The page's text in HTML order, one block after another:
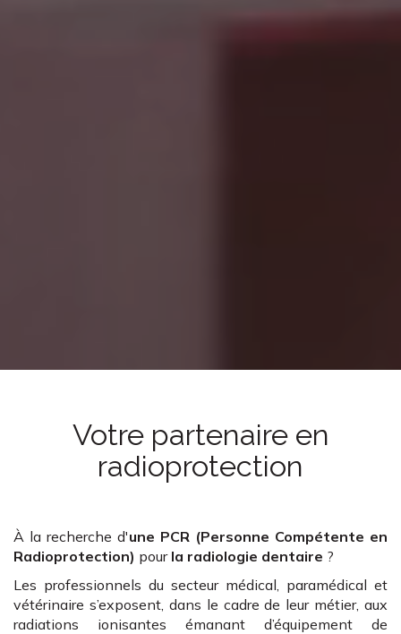
Votre partenaire en
radioprotection
À la recherche d'une PCR (Personne Compétente en
Radioprotection) pour la radiologie dentaire ?
Les professionnels du secteur médical, paramédical et
vétérinaire s’exposent, dans le cadre de leur métier, aux
radiations ionisantes émanant d’équipement de